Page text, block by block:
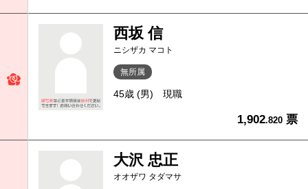
西坂 信
ニシザカ マコト
無所属
45歳 (男) 現職
1,902.820 票
大沢 忠正
オオザワ タダマサ